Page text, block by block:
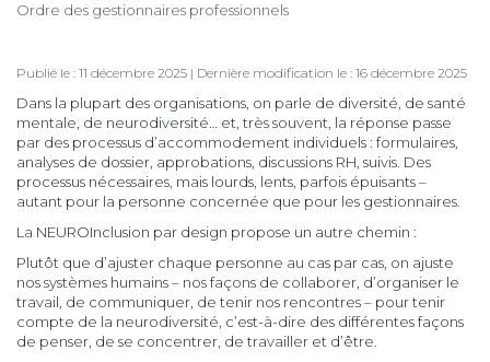
Ordre des gestionnaires professionnels
Publié le : 11 décembre 2025 | Dernière modification le : 16 décembre 2025
Dans la plupart des organisations, on parle de diversité, de santé
mentale, de neurodiversité… et, très souvent, la réponse passe
par des processus d’accommodement individuels : formulaires,
analyses de dossier, approbations, discussions RH, suivis. Des
processus nécessaires, mais lourds, lents, parfois épuisants –
autant pour la personne concernée que pour les gestionnaires.
La NEUROInclusion par design propose un autre chemin :
Plutôt que d’ajuster chaque personne au cas par cas, on ajuste
nos systèmes humains – nos façons de collaborer, d’organiser le
travail, de communiquer, de tenir nos rencontres – pour tenir
compte de la neurodiversité, c’est-à-dire des différentes façons
de penser, de se concentrer, de travailler et d’être.